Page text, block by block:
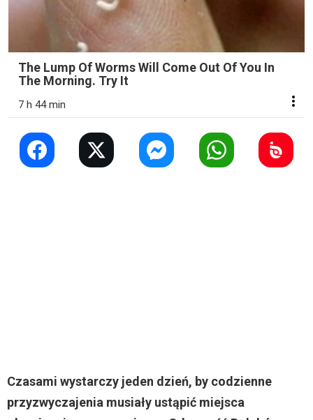
The Lump Of Worms Will Come Out Of You In
The Morning. Try It
7 h 44 min
Czasami wystarczy jeden dzień, by codzienne
przyzwyczajenia musiały ustąpić miejsca